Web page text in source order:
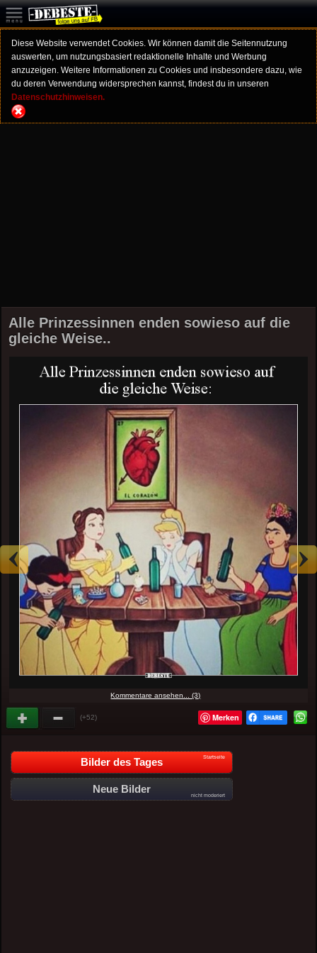
Diese Website verwendet Cookies. Wir können damit die Seitennutzung
auswerten, um nutzungsbasiert redaktionelle Inhalte und Werbung
anzuzeigen. Weitere Informationen zu Cookies und insbesondere dazu, wie
du deren Verwendung widersprechen kannst, findest du in unseren
Datenschutzhinweisen.
Alle Prinzessinnen enden sowieso auf die
gleiche Weise..
Kommentare ansehen... (3)
(+52) Merken
Bilder des Tages Startseite
Neue Bilder
nicht moderiert